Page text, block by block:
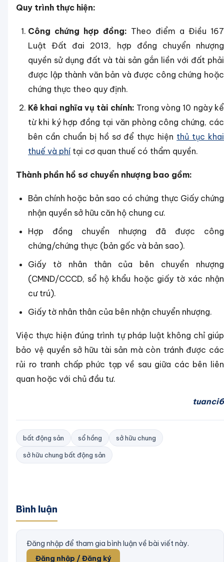
Quy trình thực hiện:
Công chứng hợp đồng: Theo điểm a Điều 167
Luật Đất đai 2013, hợp đồng chuyển nhượng
quyền sử dụng đất và tài sản gắn liền với đất phải
được lập thành văn bản và được công chứng hoặc
chứng thực theo quy định.
Kê khai nghĩa vụ tài chính: Trong vòng 10 ngày kể
từ khi ký hợp đồng tại văn phòng công chứng, các
bên cần chuẩn bị hồ sơ để thực hiện thủ tục khai
thuế và phí tại cơ quan thuế có thẩm quyền.
Thành phần hồ sơ chuyển nhượng bao gồm:
Bản chính hoặc bản sao có chứng thực Giấy chứng
nhận quyền sở hữu căn hộ chung cư.
Hợp đồng chuyển nhượng đã được công
chứng/chứng thực (bản gốc và bản sao).
Giấy tờ nhân thân của bên chuyển nhượng
(CMND/CCCD, sổ hộ khẩu hoặc giấy tờ xác nhận
cư trú).
Giấy tờ nhân thân của bên nhận chuyển nhượng.
Việc thực hiện đúng trình tự pháp luật không chỉ giúp
bảo vệ quyền sở hữu tài sản mà còn tránh được các
rủi ro tranh chấp phức tạp về sau giữa các bên liên
quan hoặc với chủ đầu tư.
tuanci6
bất động sản sổ hồng sở hữu chung
sở hữu chung bất động sản
Bình luận
Đăng nhập để tham gia bình luận về bài viết này.
Đăng nhập / Đăng ký